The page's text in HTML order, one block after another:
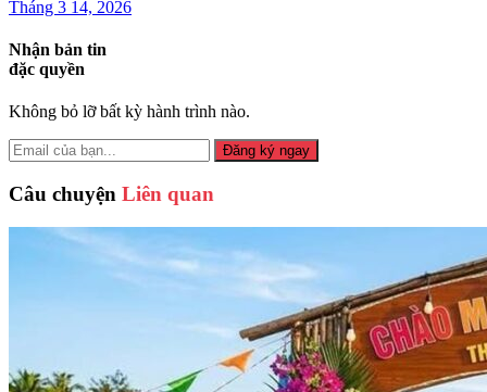
Tháng 3 14, 2026
Nhận bản tin
đặc quyền
Không bỏ lỡ bất kỳ hành trình nào.
Đăng ký ngay
Câu chuyện Liên quan